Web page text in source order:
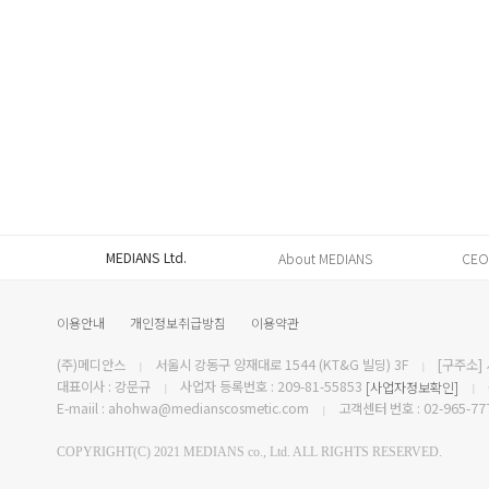
MEDIANS Ltd. About MEDIANS
이용안내 개인정보취급방침 이용약관
(주)메디안스 서울시 강동구 양재대로 1544 (KT&G 빌딩) 3F
[구주소]
대표이사 : 강문규
사업자 등록번호 : 209-81-55853 [사업자정보확인]
E-maiil : ahohwa@medianscosmetic.com
고객센터 번호 : 02-965-
COPYRIGHT(C) 2021 MEDIANS co., Ltd. ALL RIGHTS RESERVED.